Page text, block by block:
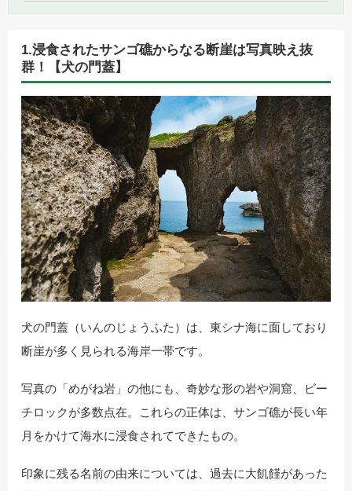
1.浸食されたサンゴ礁からなる断崖は写真映え抜
群！【犬の門蓋】
犬の門蓋（いんのじょうふた）は、東シナ海に面しており
断崖が多く見られる海岸一帯です。
写真の「めがね岩」の他にも、奇妙な形の岩や洞窟、ビー
チロックが多数点在。これらの正体は、サンゴ礁が長い年
月をかけて海水に浸食されてできたもの。
印象に残る名前の由来については、過去に大飢饉があった